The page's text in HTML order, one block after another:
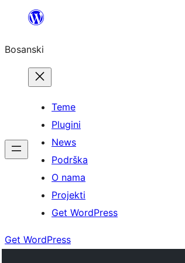
sadržaj
Bosanski
Teme
Plugini
News
Podrška
O nama
Projekti
Get WordPress
Get WordPress